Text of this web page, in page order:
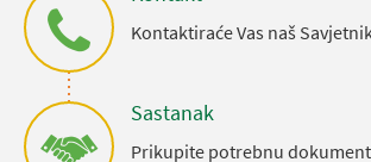
Kontaktiraće Vas naš
Sastanak
Prikupite potrebnu